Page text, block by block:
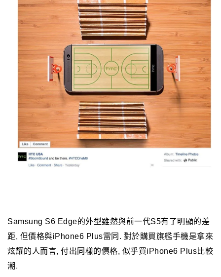
Samsung S6 Edge的外型雖然與前一代S5有了明顯的差
距, 但價格與iPhone6 Plus雷同. 對於購買旗艦手機是拿來